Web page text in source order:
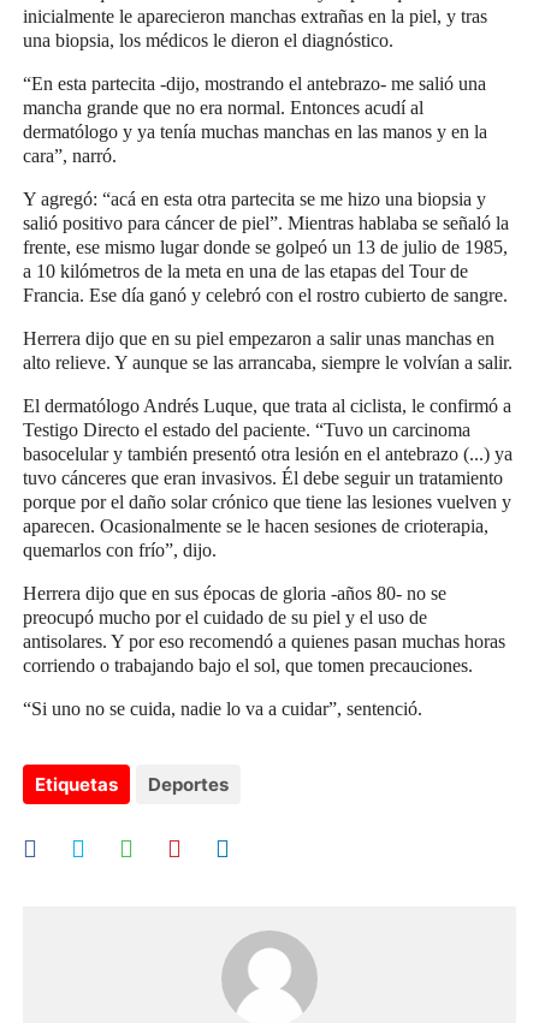
inicialmente le aparecieron manchas extrañas en la piel, y tras
una biopsia, los médicos le dieron el diagnóstico.
“En esta partecita -dijo, mostrando el antebrazo- me salió una
mancha grande que no era normal. Entonces acudí al
dermatólogo y ya tenía muchas manchas en las manos y en la
cara”, narró.
Y agregó: “acá en esta otra partecita se me hizo una biopsia y
salió positivo para cáncer de piel”. Mientras hablaba se señaló la
frente, ese mismo lugar donde se golpeó un 13 de julio de 1985,
a 10 kilómetros de la meta en una de las etapas del Tour de
Francia. Ese día ganó y celebró con el rostro cubierto de sangre.
Herrera dijo que en su piel empezaron a salir unas manchas en
alto relieve. Y aunque se las arrancaba, siempre le volvían a salir.
El dermatólogo Andrés Luque, que trata al ciclista, le confirmó a
Testigo Directo el estado del paciente. “Tuvo un carcinoma
basocelular y también presentó otra lesión en el antebrazo (...) ya
tuvo cánceres que eran invasivos. Él debe seguir un tratamiento
porque por el daño solar crónico que tiene las lesiones vuelven y
aparecen. Ocasionalmente se le hacen sesiones de crioterapia,
quemarlos con frío”, dijo.
Herrera dijo que en sus épocas de gloria -años 80- no se
preocupó mucho por el cuidado de su piel y el uso de
antisolares. Y por eso recomendó a quienes pasan muchas horas
corriendo o trabajando bajo el sol, que tomen precauciones.
“Si uno no se cuida, nadie lo va a cuidar”, sentenció.
Etiquetas Deportes